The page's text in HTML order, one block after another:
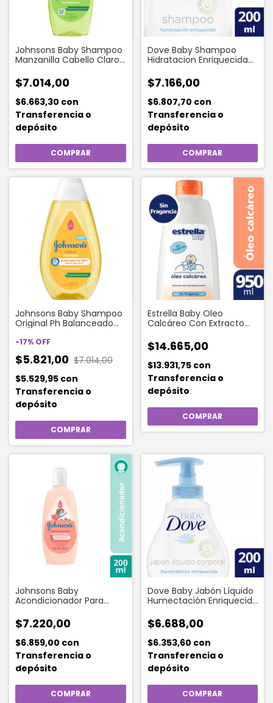
Johnsons Baby Shampoo
Manzanilla Cabello Claro
$7.014,00
$6.663,30 con
Transferencia o
depósito
Dove Baby Shampoo
Hidratacion Enriquecida
$7.166,00
$6.807,70 con
Transferencia o
depósito
Johnsons Baby Shampoo
Original Ph Balanceado
-17% OFF
$5.821,00 $7.014,00
$5.529,95 con
Transferencia o
depósito
Estrella Baby Oleo
Calcáreo Con Extracto
$14.665,00
$13.931,75 con
Transferencia o
depósito
Johnsons Baby
Acondicionador Para
$7.220,00
$6.859,00 con
Transferencia o
depósito
Dove Baby Jabón Líquido
Humectación Enriquecida
$6.688,00
$6.353,60 con
Transferencia o
depósito